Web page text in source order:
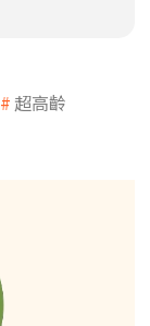
超高齡